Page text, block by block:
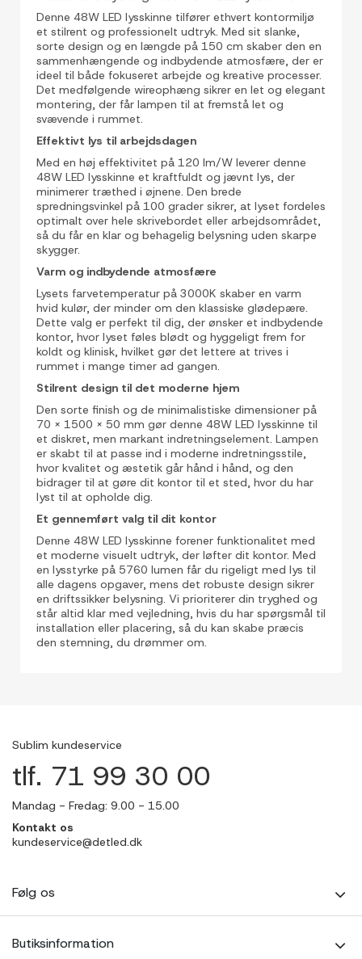
Denne 48W LED lysskinne tilfører ethvert kontormiljø
et stilrent og professionelt udtryk. Med sit slanke,
sorte design og en længde på 150 cm skaber den en
sammenhængende og indbydende atmosfære, der er
ideel til både fokuseret arbejde og kreative processer.
Det medfølgende wireophæng sikrer en let og elegant
montering, der får lampen til at fremstå let og
svævende i rummet.
Effektivt lys til arbejdsdagen
Med en høj effektivitet på 120 lm/W leverer denne
48W LED lysskinne et kraftfuldt og jævnt lys, der
minimerer træthed i øjnene. Den brede
spredningsvinkel på 100 grader sikrer, at lyset fordeles
optimalt over hele skrivebordet eller arbejdsområdet,
så du får en klar og behagelig belysning uden skarpe
skygger.
Varm og indbydende atmosfære
Lysets farvetemperatur på 3000K skaber en varm
hvid kulør, der minder om den klassiske glødepære.
Dette valg er perfekt til dig, der ønsker et indbydende
kontor, hvor lyset føles blødt og hyggeligt frem for
koldt og klinisk, hvilket gør det lettere at trives i
rummet i mange timer ad gangen.
Stilrent design til det moderne hjem
Den sorte finish og de minimalistiske dimensioner på
70 x 1500 x 50 mm gør denne 48W LED lysskinne til
et diskret, men markant indretningselement. Lampen
er skabt til at passe ind i moderne indretningsstile,
hvor kvalitet og æstetik går hånd i hånd, og den
bidrager til at gøre dit kontor til et sted, hvor du har
lyst til at opholde dig.
Et gennemført valg til dit kontor
Denne 48W LED lysskinne forener funktionalitet med
et moderne visuelt udtryk, der løfter dit kontor. Med
en lysstyrke på 5760 lumen får du rigeligt med lys til
alle dagens opgaver, mens det robuste design sikrer
en driftssikker belysning. Vi prioriterer din tryghed og
står altid klar med vejledning, hvis du har spørgsmål til
installation eller placering, så du kan skabe præcis
den stemning, du drømmer om.
Sublim kundeservice
tlf. 71 99 30 00
Mandag - Fredag: 9.00 - 15.00
Kontakt os
kundeservice@detled.dk
Følg os
Butiksinformation